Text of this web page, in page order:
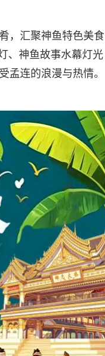
，汇聚神鱼特色美食
、神鱼故事水幕灯光
孟连的浪漫与热情。